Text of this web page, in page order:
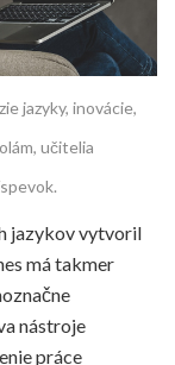
jazyky, inovácie,
, učitelia
jazykov vytvoril
má takmer
nástroje
práce